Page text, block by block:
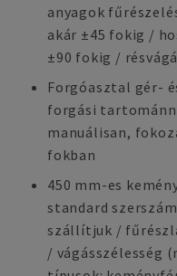
anyagok
akár ±45 fokig /
±90 fokig /
Forgóasztal gér-
forgási
manuálisan,
fokban
450 mm-es
standard
szállítjuk /
/ vágásszélesség